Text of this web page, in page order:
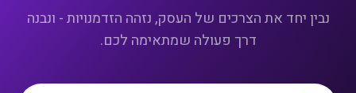
נבין יחד את הצרכים של העסק, נזהה הזדמנויות - ונבנה
דרך פעולה שמתאימה לכם.